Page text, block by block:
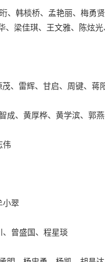
、韩棪桥、孟艳丽、梅勇
、梁佳琪、王文雅、陈炫
、雷辉、甘启、周键、蒋
成、黄厚桦、黄学滨、郭
伟
小翠
曾盛国、程星琰